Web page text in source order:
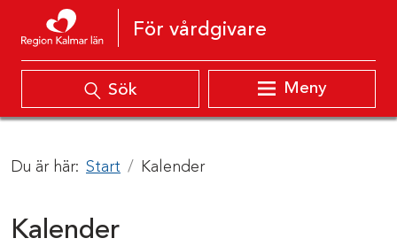
Hoppa till innehåll
För vårdgivare
Sök Meny
Du är här: Start Kalender
Kalender